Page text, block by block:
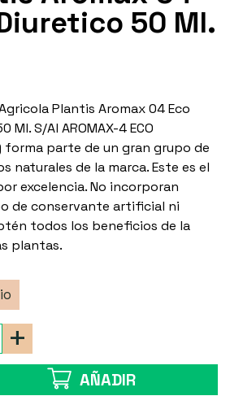
50 Ml.
Plantis Aromax 04 Eco
Ml. S/Al AROMAX-4 ECO
forma parte de un gran grupo de
naturales de la marca. Este es el
excelencia. No incorporan
de conservante artificial ni
todos los beneficios de la
plantas.
+
AÑADIR